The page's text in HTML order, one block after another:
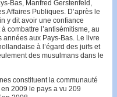
Bas, Manfred Gerstenfeld,
Affaires Publiques. D’après le
y dit avoir une confiance
combattre l’antisémitisme, au
aux Pays-Bas. Le livre
à l’égard des juifs et
des musulmans dans le
constituent la communauté
2009 le pays a vu 209